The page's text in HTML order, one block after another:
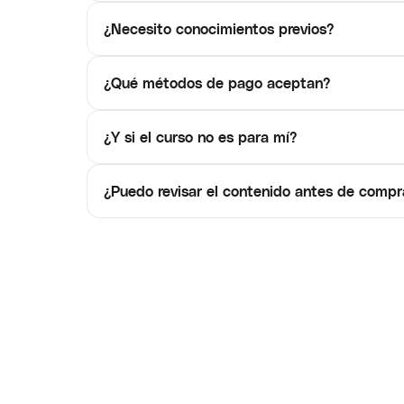
¿Necesito conocimientos previos?
¿Qué métodos de pago aceptan?
¿Y si el curso no es para mí?
¿Puedo revisar el contenido antes de